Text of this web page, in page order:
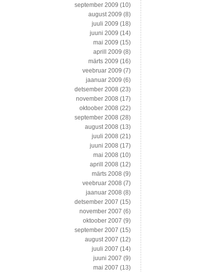
september 2009 (10)
august 2009 (8)
juuli 2009 (18)
juuni 2009 (14)
mai 2009 (15)
aprill 2009 (8)
märts 2009 (16)
veebruar 2009 (7)
jaanuar 2009 (6)
detsember 2008 (23)
november 2008 (17)
oktoober 2008 (22)
september 2008 (28)
august 2008 (13)
juuli 2008 (21)
juuni 2008 (17)
mai 2008 (10)
aprill 2008 (12)
märts 2008 (9)
veebruar 2008 (7)
jaanuar 2008 (8)
detsember 2007 (15)
november 2007 (6)
oktoober 2007 (9)
september 2007 (15)
august 2007 (12)
juuli 2007 (14)
juuni 2007 (9)
mai 2007 (13)